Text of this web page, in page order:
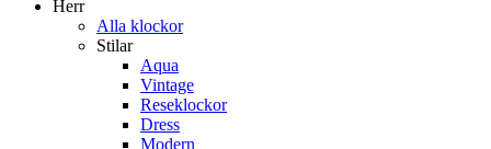
Herr
Alla klockor
Stilar
Aqua
Vintage
Reseklockor
Dress
Modern